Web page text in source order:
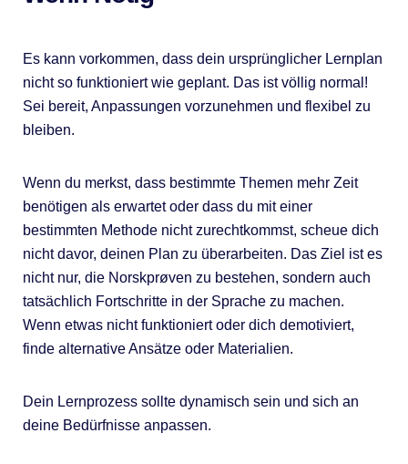
Es kann vorkommen, dass dein ursprünglicher Lernplan
nicht so funktioniert wie geplant. Das ist völlig normal!
Sei bereit, Anpassungen vorzunehmen und flexibel zu
bleiben.
Wenn du merkst, dass bestimmte Themen mehr Zeit
benötigen als erwartet oder dass du mit einer
bestimmten Methode nicht zurechtkommst, scheue dich
nicht davor, deinen Plan zu überarbeiten. Das Ziel ist es
nicht nur, die Norskprøven zu bestehen, sondern auch
tatsächlich Fortschritte in der Sprache zu machen.
Wenn etwas nicht funktioniert oder dich demotiviert,
finde alternative Ansätze oder Materialien.
Dein Lernprozess sollte dynamisch sein und sich an
deine Bedürfnisse anpassen.